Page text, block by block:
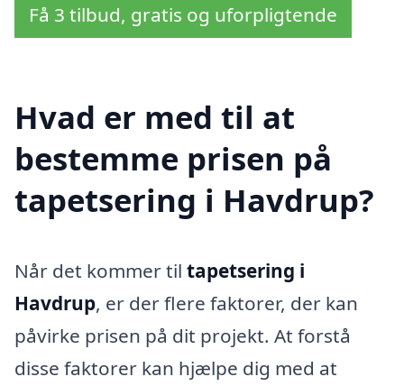
Få 3 tilbud, gratis og uforpligtende
Hvad er med til at
bestemme prisen på
tapetsering i Havdrup?
Når det kommer til tapetsering i
Havdrup, er der flere faktorer, der kan
påvirke prisen på dit projekt. At forstå
disse faktorer kan hjælpe dig med at